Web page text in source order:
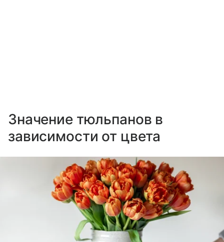
Значение тюльпанов в
зависимости от цвета